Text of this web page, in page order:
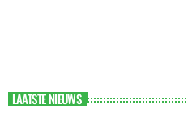
LAATSTE NIEUWS